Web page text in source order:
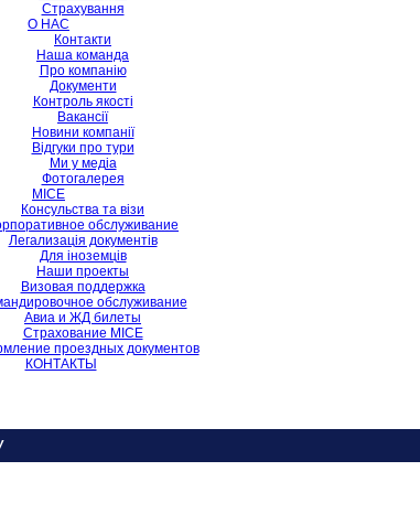
Страхування
О НАС
Контакти
Наша команда
Про компанію
Документи
Контроль якості
Вакансії
Новини компанії
Відгуки про тури
Ми у медіа
Фотогалерея
MICE
Консульства та візи
обслуживание
Легализація документів
Для іноземців
Наши проекты
Визовая поддержка
обслуживание
Авиа и ЖД билеты
Страхование MICE
проездных документов
КОНТАКТЫ